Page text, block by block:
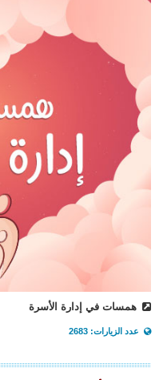
همسات في إدارة الأسرة
عدد الزيارات: 2683